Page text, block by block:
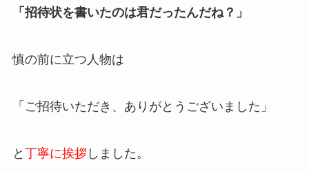
「招待状を書いたのは君だったんだね？」
慎の前に立つ人物は
「ご招待いただき、ありがとうございました」
と 丁寧に挨拶しました。